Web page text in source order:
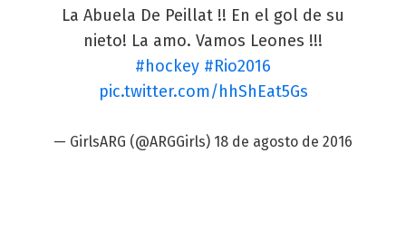
La Abuela De Peillat !! En el gol de su
nieto! La amo. Vamos Leones !!!
#hockey #Rio2016
pic.twitter.com/hhShEat5Gs
— GirlsARG (@ARGGirls) 18 de agosto de 2016